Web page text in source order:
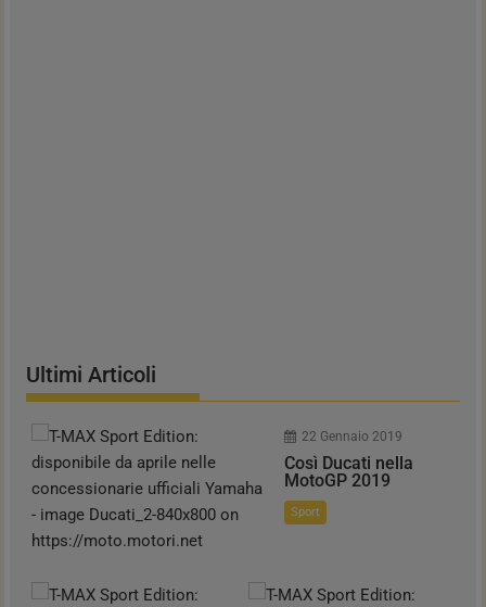
Ultimi Articoli
22 Gennaio 2019
Così Ducati nella
MotoGP 2019
Sport